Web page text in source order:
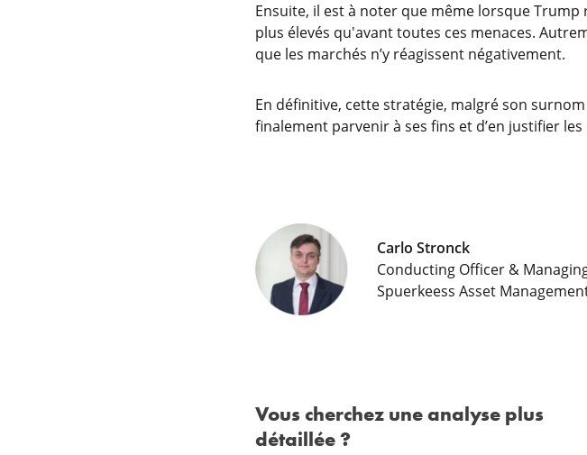
Ensuite, il est à noter que même lorsque
plus élevés qu'avant toutes ces menaces.
que les marchés n’y réagissent négativement.
En définitive, cette stratégie, malgré son
finalement parvenir à ses fins et d’en justifier les
Carlo Stronck
Conducting Officer &
Spuerkeess Asset
Vous cherchez une analyse plus
détaillée ?